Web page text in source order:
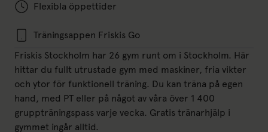
Flexibla öppettider
Träningsappen Friskis Go
Friskis Stockholm har 26 gym runt om i Stockholm. Här
hittar du fullt utrustade gym med maskiner, fria vikter
och ytor för funktionell träning. Du kan träna på egen
hand, med PT eller på något av våra över 1 400
gruppträningspass varje vecka. Gratis tränarhjälp i
gymmet ingår alltid.